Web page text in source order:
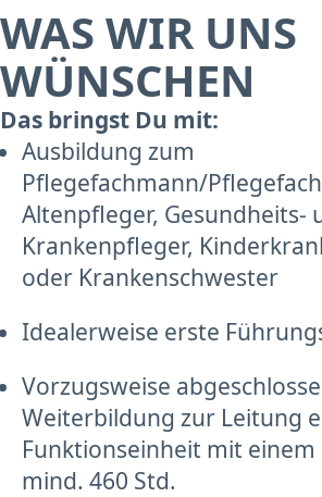
WAS WIR UNS
WÜNSCHEN
Das bringst Du mit:
Ausbildung zum
Pflegefachmann/
Altenpfleger, Gesundheits-
Krankenpfleger,
oder Krankenschwester
Idealerweise erste
Vorzugsweise
Weiterbildung zur Leitung
Funktionseinheit mit
mind. 460 Std.